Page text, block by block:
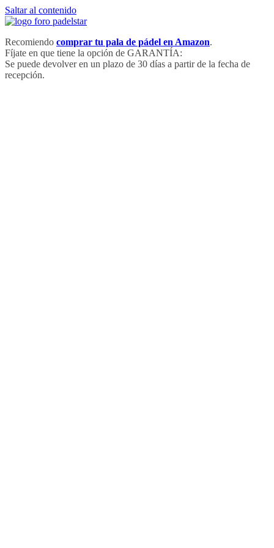
Saltar al contenido
Recomiendo comprar tu pala de pádel en Amazon.
Fíjate en que tiene la opción de GARANTÍA:
Se puede devolver en un plazo de 30 días a partir de la fecha de
recepción.